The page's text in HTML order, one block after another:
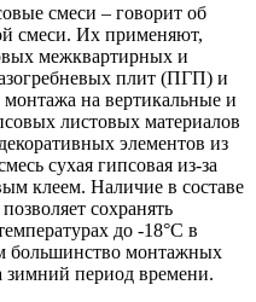
смеси – говорит об
смеси. Их применяют,
межквартирных и
плит (ПГП) и
на вертикальные и
листовых материалов
элементов из
сухая гипсовая из-за
клеем. Наличие в составе
сохранять
до -18°C в
большинство монтажных
зимний период времени.